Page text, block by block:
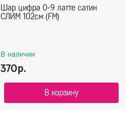
Шар цифра 0-9 латте сатин
СЛИМ 102см (FM)
В наличии
370р.
В корзину